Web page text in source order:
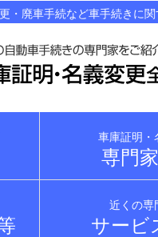
・廃車手続など車手続きに
車庫証明・
専門
近くの専
サービ